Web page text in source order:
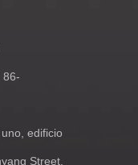
86-
edificio
Street,